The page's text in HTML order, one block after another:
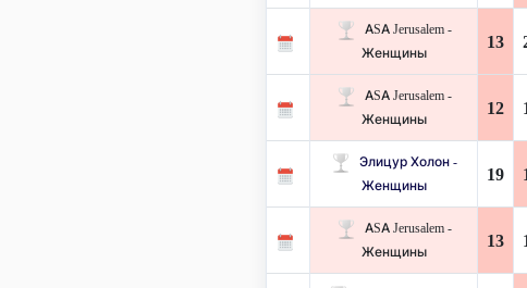
ASA Jerusalem -
Женщины
13
ASA Jerusalem -
Женщины
12
Элицур Холон -
Женщины
19
ASA Jerusalem -
Женщины
13